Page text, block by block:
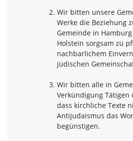
Wir bitten unsere
Werke die Beziehung
Gemeinde in
Holstein sorgsam zu
nachbarlichem
jüdischen
Wir bitten alle in
Verkündigung Tätigen
dass kirchliche Texte
Antijudaismus das
begünstigen.